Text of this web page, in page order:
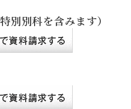
別別科を含みます）